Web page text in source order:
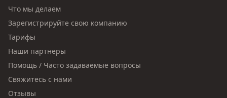
Что мы делаем
Зарегистрируйте свою компанию
Тарифы
Наши партнеры
Помощь / Часто задаваемые вопросы
Свяжитесь с нами
Отзывы